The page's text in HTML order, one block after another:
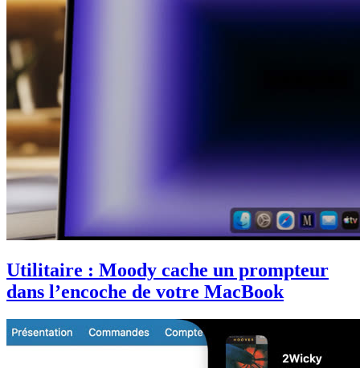
Utilitaire : Moody cache un prompteur
dans l’encoche de votre MacBook